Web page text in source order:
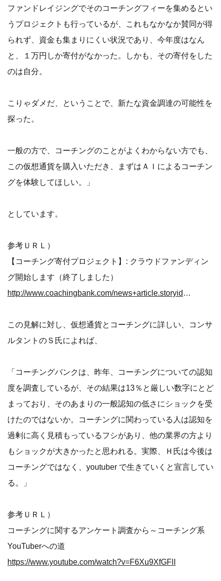
ファンドレイジングでそのコーチングフィーを集めるとい
うプロジェクトも行っているが、これもなかなか賛同が得
られず、資金も集まりにくい状況であり、今年度はなん
と、１万円しか寄付がなかった。しかも、その寄付をした
のは自分。
こりゃダメだ、ということで、新たな資金調達の可能性を
探った。
一般の方で、コーチングのことがよくわからない方でも、
この仮想通貨を購入いただき、まずはＡＩによるコーチン
グを体験してほしい。」
としています。
参考ＵＲＬ）
【コーチング寄付プロジェクト】: クラウドファンディン
グ開始します（終了しました）
http://www.coachingbank.com/news+article.storyid+183.htm
この見解に対し、仮想通貨とコーチングに詳しい、コンサ
ルタントのＳ氏によれば、
「コーチングバンクは、昨年、コーチングについての認知
度を調査しているが、その結果は13％と厳しい数字にとど
まっており、そのあまりの一般認知の低さにショックを受
けたのではないか。コーチングに関わっている人は認知を
過剰に高く見積もっているフシがあり、他の業界の方より
もショックが大きかったと思われる。実際、Ｈ氏は今後は
コーチングではなく、youtuber で生きていくと宣言してい
る。」
参考ＵＲＬ）
コーチングに関するアンケート調査から～コーチング系
YouTuberへの道
https://www.youtube.com/watch?v=F6Xu9XfGFlI